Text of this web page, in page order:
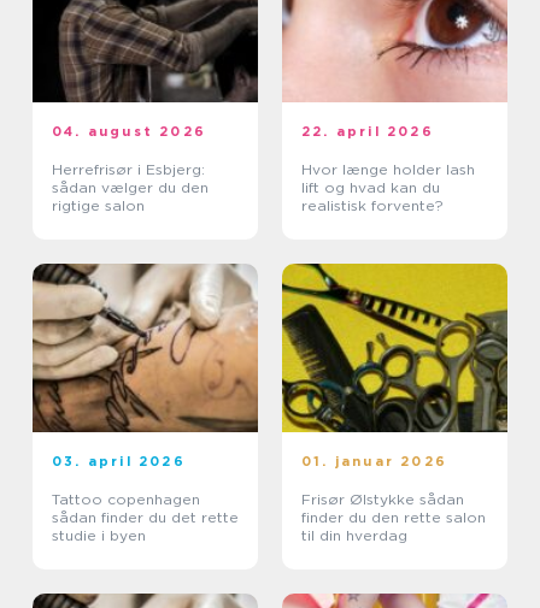
04. august 2026
Herrefrisør i Esbjerg:
sådan vælger du den
rigtige salon
22. april 2026
Hvor længe holder lash
lift og hvad kan du
realistisk forvente?
03. april 2026
Tattoo copenhagen
sådan finder du det rette
studie i byen
01. januar 2026
Frisør Ølstykke sådan
finder du den rette salon
til din hverdag